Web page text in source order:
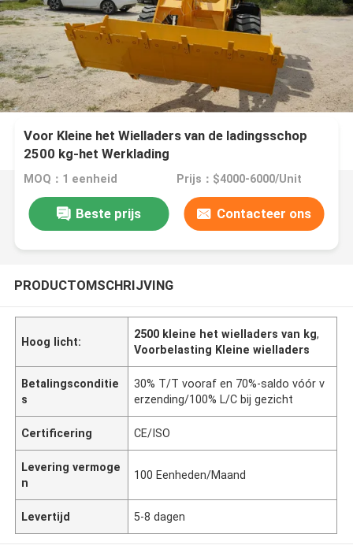
Voor Kleine het Wielladers van de ladingsschop
2500 kg-het Werklading
MOQ：1 eenheid Prijs：$4000-6000/Unit
Beste prijs Contacteer ons
PRODUCTOMSCHRIJVING
Hoog licht:
2500 kleine het wielladers van kg,
Voorbelasting Kleine wielladers
Betalingsconditie
s
30% T/T vooraf en 70%-saldo vóór v
erzending/100% L/C bij gezicht
Certificering CE/ISO
Levering vermoge
n
100 Eenheden/Maand
Levertijd 5-8 dagen